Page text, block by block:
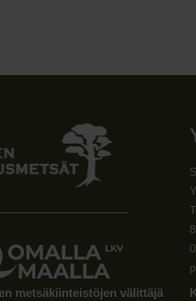
metsäkiinteistöjen välittäjä